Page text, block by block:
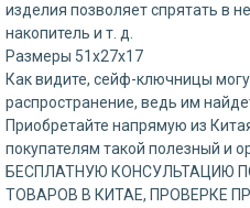
изделия позволяет спрятать в
накопитель и т. д.
Размеры 51х27х17
Как видите, сейф-ключницы
распространение, ведь им
Приобретайте напрямую из
покупателям такой полезный и
БЕСПЛАТНУЮ КОНСУЛЬТАЦИЮ
ТОВАРОВ В КИТАЕ, ПРОВЕРКЕ